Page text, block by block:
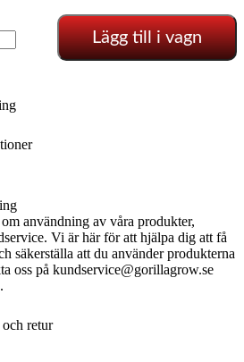
Lägg till i vagn
användning av våra produkter,
Vi är här för att hjälpa dig att få
säkerställa att du använder produkterna
oss på kundservice@gorillagrow.se
retur